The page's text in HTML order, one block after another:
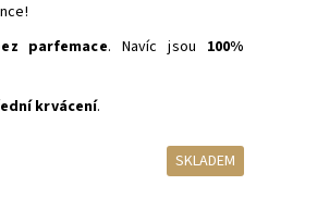
parfemace. Navíc jsou 100%
krvácení.
SKLADEM